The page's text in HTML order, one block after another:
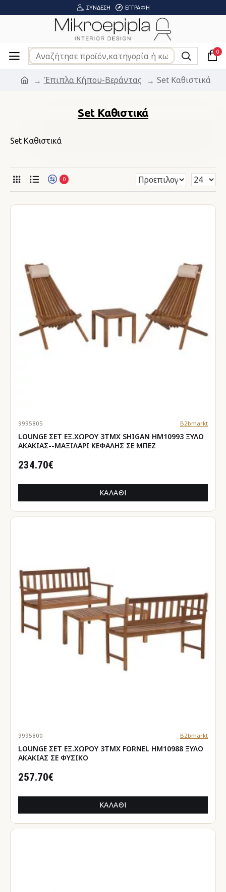
ΣΎΝΔΕΣΗ ΕΓΓΡΑΦΉ
0
Έπιπλα Κήπου-Βεράντας Set Καθιστικά
Set Καθιστικά
Set Καθιστικά
0
9995805 B2bmarkt
LOUNGE ΣΕΤ ΕΞ.ΧΩΡΟΥ 3ΤΜΧ SHIGAN HM10993 ΞΥΛΟ
ΑΚΑΚΙΑΣ--ΜΑΞΙΛΑΡI ΚΕΦΑΛΗΣ ΣΕ ΜΠΕΖ
234.70€
ΚΑΛΆΘΙ
9995800 B2bmarkt
LOUNGE ΣΕΤ ΕΞ.ΧΩΡΟΥ 3ΤΜΧ FORNEL HM10988 ΞΥΛΟ
ΑΚΑΚΙΑΣ ΣΕ ΦΥΣΙΚΟ
257.70€
ΚΑΛΆΘΙ